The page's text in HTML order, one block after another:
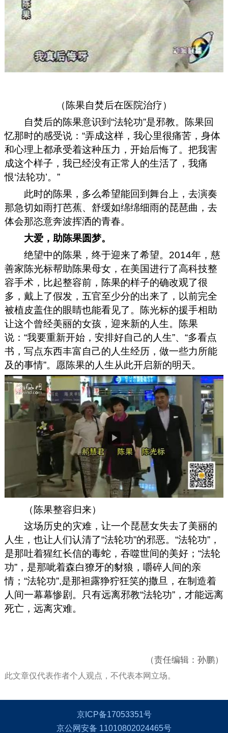
（陈果自焚后在医院治疗）
自焚后的陈果意识到“法轮功”是邪教。陈果回
忆那时的感受说：“弄成这样，我心里很痛苦，身体
和心理上都承受着这种压力，开始后悔了。把我害
成这个样子，我已经没有正常人的生活了，我痛
恨‘法轮功’。”
此时的陈果，多么希望能回到舞台上，去演奏
那急切如雨打芭蕉、舒缓如绵绵细雨的琵琶曲，去
体会那恣意奔波挥洒的青春。
大爱，助陈果圆梦。
绝望中的陈果，终于迎来了希望。2014年，慈
善家陈光标帮助陈果母女，在美国进行了高科技整
容手术，比起整容前，陈果的样子的确改观了很
多，戴上了假发，五官至少分的出来了，以前完全
被植皮盖住的眼睛也能看见了。陈光标的援手相助
让这个曾经美丽的女孩，迎来新的人生。陈果
说：“我要重新开始，安排好自己的人生”、“多看点
书，写点东西丰富自己的人生经历，做一些力所能
及的事情”。愿陈果的人生从此开启新的明天。
（陈果整容归来）
这场历史的灾难，让一个琵琶女失去了美丽的
人生，也让人们认清了“法轮功”的邪恶。“法轮功”，
是那吐着猩红长信的毒蛇，吞噬世间的美好；“法轮
功”，是那呲着森白獠牙的豺狼，嚼碎人间的亲
情；“法轮功”,是那袒露狰狞狂笑的撒旦，在制造着
人间一幕幕惨剧。只有远离邪教“法轮功”，才能远离
死亡，远离灾难。
（责任编辑：孙鹏）
此文章仅代表作者个人观点，不代表本网立场。
京ICP备17053351号
京公网安备 11010802024465号